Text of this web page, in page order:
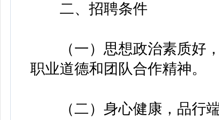
二、招聘条件
（一）思想政治素质好，
职业道德和团队合作精神。
（二）身心健康，品行端